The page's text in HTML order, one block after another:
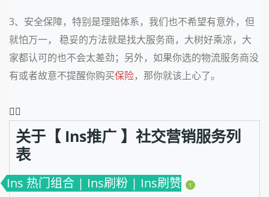
3、安全保障，特别是理赔体系，我们也不希望有意外，但
就怕万一， 稳妥的方法就是找大服务商，大树好乘凉，大
家都认可的也不会太差劲；另外，如果你选的物流服务商没
有或者故意不提醒你购买保险，那你就该上心了。
❤️‍🔥
关于【 Ins推广 】社交营销服务列
表
Ins 热门组合 | Ins刷粉 | Ins刷赞 1